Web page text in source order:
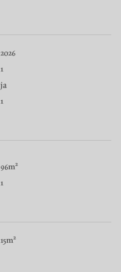
2026
1
ja
1
96m²
1
15m²